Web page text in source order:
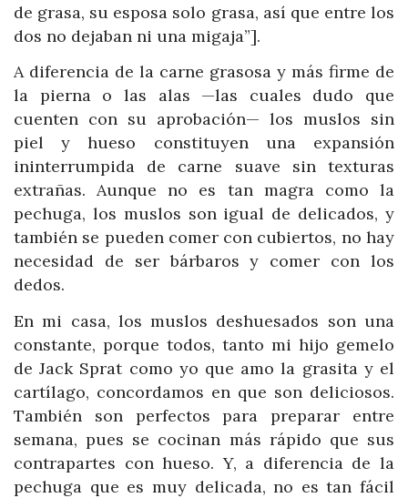
de grasa, su esposa solo grasa, así que entre los
dos no dejaban ni una migaja”].
A diferencia de la carne grasosa y más firme de
la pierna o las alas —las cuales dudo que
cuenten con su aprobación— los muslos sin
piel y hueso constituyen una expansión
ininterrumpida de carne suave sin texturas
extrañas. Aunque no es tan magra como la
pechuga, los muslos son igual de delicados, y
también se pueden comer con cubiertos, no hay
necesidad de ser bárbaros y comer con los
dedos.
En mi casa, los muslos deshuesados son una
constante, porque todos, tanto mi hijo gemelo
de Jack Sprat como yo que amo la grasita y el
cartílago, concordamos en que son deliciosos.
También son perfectos para preparar entre
semana, pues se cocinan más rápido que sus
contrapartes con hueso. Y, a diferencia de la
pechuga que es muy delicada, no es tan fácil